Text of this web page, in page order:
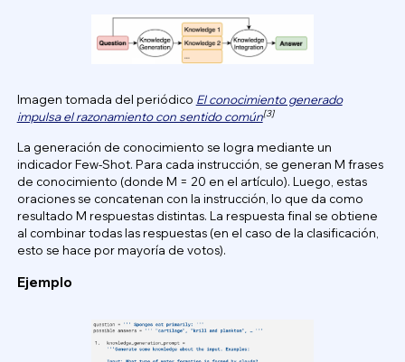
Imagen tomada del periódico El conocimiento generado
impulsa el razonamiento con sentido común[3]
La generación de conocimiento se logra mediante un
indicador Few-Shot. Para cada instrucción, se generan M frases
de conocimiento (donde M = 20 en el artículo). Luego, estas
oraciones se concatenan con la instrucción, lo que da como
resultado M respuestas distintas. La respuesta final se obtiene
al combinar todas las respuestas (en el caso de la clasificación,
esto se hace por mayoría de votos).
Ejemplo